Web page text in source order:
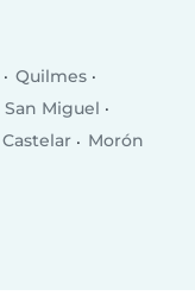
Quilmes
San Miguel
Castelar Morón